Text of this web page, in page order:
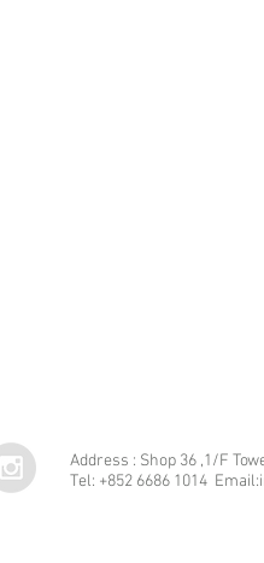
Address : Shop 36 ,1/F
Tel: +852 6686 1014